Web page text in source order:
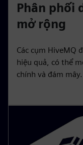
Phân phối
mở rộng
Các cụm HiveMQ
hiệu quả, có thể
chính và đám mây.